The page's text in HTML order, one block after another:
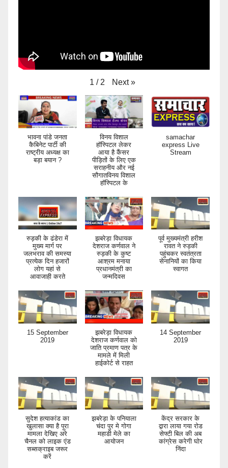
1 / 2 Next »
भावना पांडे जनता
कैबिनेट पार्टी की
राष्ट्रीय अध्यक्ष का
बड़ा बयान ?
विनय विशाल
हॉस्पिटल लेकर
आया है कैंसर
पीड़ितों के लिए एक
सराहनीय और नई
सौगातविनय विशाल
हॉस्पिटल के
samachar
express Live
Stream
रुड़की के ढंडेरा में
मुख्य मार्ग पर
जलभराव की समस्या
प्रत्येक दिन हजारों
लोग यहां से
आवाजाही करते
झबरेड़ा विधायक
देशराज कर्णवाल ने
रुड़की के कुष्ट
आश्रम मनाया
प्रधानमंत्री का
जन्मदिवस
पूर्व मुख्यमंत्री हरीश
रावत ने रुड़की
पहुंचकर स्वतंत्रता
सेनानियों का किया
स्वागत
15 September
2019
झबरेड़ा विधायक
देशराज कर्णवाल को
जाति प्रमाण पत्र के
मामले में मिली
हाईकोर्ट से राहत
14 September
2019
सुदेश हत्याकांड का
खुलासा क्या है पूरा
मामला देखिए अरे
चैनल को लाइक एंड
सब्सक्राइब जरूर
करें
झबरेड़ा के पनियाला
चंदा पुर मे गोगा
महाडी मेले का
आयोजन
केंद्र सरकार के
द्वारा लाया गया रोड
सेफ्टी बिल की अब
कांग्रेस करेगी घोर
निंदा